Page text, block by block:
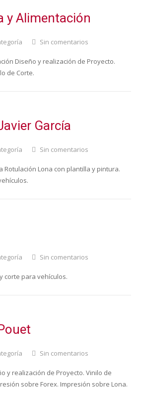
y Alimentación
Sin comentarios
Diseño y realización de Proyecto.
de Corte.
García
Sin comentarios
Rotulación Lona con plantilla y pintura.
Sin comentarios
corte para vehículos.
Sin comentarios
y realización de Proyecto. Vinilo de
sobre Forex. Impresión sobre Lona.